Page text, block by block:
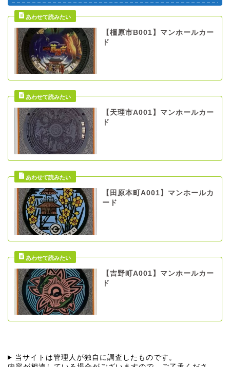
【橿原市B001】マンホールカー
ド
【天理市A001】マンホールカー
ド
【田原本町A001】マンホールカ
ード
【吉野町A001】マンホールカー
ド
当サイトは管理人が独自に調査したものです。